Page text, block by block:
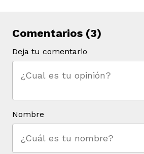
Comentarios (3)
Deja tu comentario
Nombre